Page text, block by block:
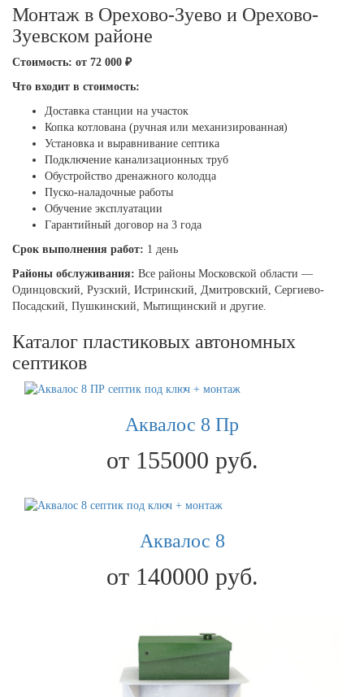
Монтаж в Орехово-Зуево и Орехово-
Зуевском районе
Стоимость: от 72 000 ₽
Что входит в стоимость:
Доставка станции на участок
Копка котлована (ручная или механизированная)
Установка и выравнивание септика
Подключение канализационных труб
Обустройство дренажного колодца
Пуско-наладочные работы
Обучение эксплуатации
Гарантийный договор на 3 года
Срок выполнения работ: 1 день
Районы обслуживания: Все районы Московской области —
Одинцовский, Рузский, Истринский, Дмитровский, Сергиево-
Посадский, Пушкинский, Мытищинский и другие.
Каталог пластиковых автономных
септиков
Аквалос 8 Пр
от 155000 руб.
Аквалос 8
от 140000 руб.